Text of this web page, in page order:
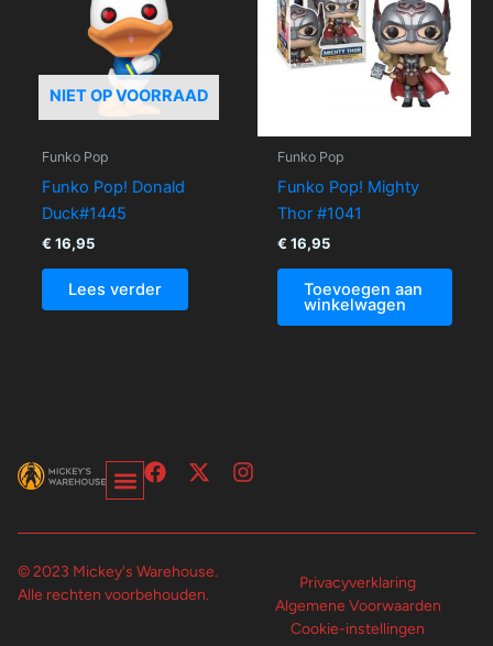
NIET OP VOORRAAD
Funko Pop
Funko Pop! Donald
Duck#1445
€ 16,95
Lees verder
Funko Pop
Funko Pop! Mighty
Thor #1041
€ 16,95
Toevoegen aan
winkelwagen
F
e
o
o
X
w
t
t
I
t
© 2023 Mickey's Warehouse.
Alle rechten voorbehouden.
Privacyverklaring
Algemene Voorwaarden
Cookie-instellingen